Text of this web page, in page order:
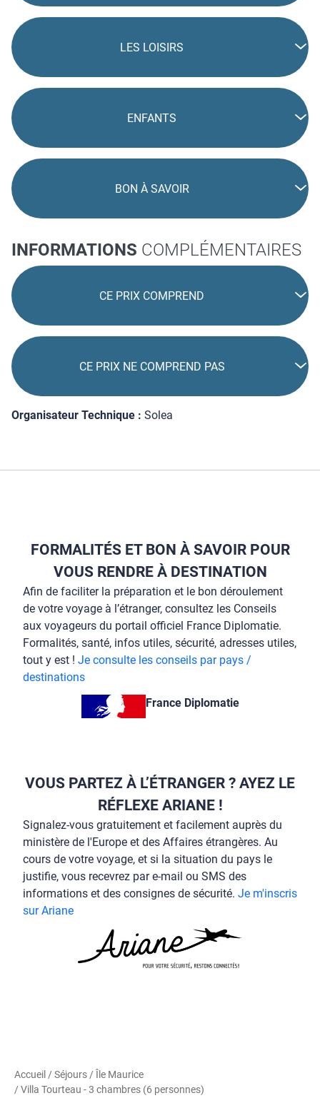
LES LOISIRS
ENFANTS
BON À SAVOIR
INFORMATIONS COMPLÉMENTAIRES
CE PRIX COMPREND
CE PRIX NE COMPREND PAS
Organisateur Technique : Solea
FORMALITÉS ET BON À SAVOIR POUR
VOUS RENDRE À DESTINATION
Afin de faciliter la préparation et le bon déroulement
de votre voyage à l’étranger, consultez les Conseils
aux voyageurs du portail officiel France Diplomatie.
Formalités, santé, infos utiles, sécurité, adresses utiles,
tout y est ! Je consulte les conseils par pays /
destinations
France Diplomatie
VOUS PARTEZ À L’ÉTRANGER ? AYEZ LE
RÉFLEXE ARIANE !
Signalez-vous gratuitement et facilement auprès du
ministère de l'Europe et des Affaires étrangères. Au
cours de votre voyage, et si la situation du pays le
justifie, vous recevrez par e-mail ou SMS des
informations et des consignes de sécurité. Je m'inscris
sur Ariane
Accueil /Séjours /Île Maurice
/ Villa Tourteau - 3 chambres (6 personnes)